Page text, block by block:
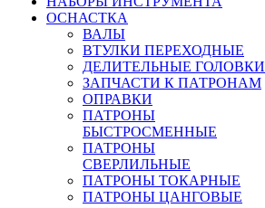
ОСНАСТКА
ВАЛЫ
ВТУЛКИ ПЕРЕХОДНЫЕ
ДЕЛИТЕЛЬНЫЕ ГОЛОВКИ
ЗАПЧАСТИ К ПАТРОНАМ
ОПРАВКИ
ПАТРОНЫ
БЫСТРОСМЕННЫЕ
ПАТРОНЫ
СВЕРЛИЛЬНЫЕ
ПАТРОНЫ ТОКАРНЫЕ
ПАТРОНЫ ЦАНГОВЫЕ